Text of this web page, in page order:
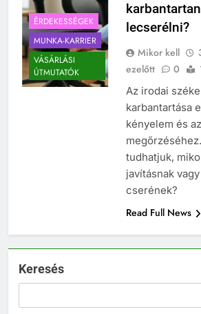
ÉRDEKESSÉGEK
MUNKA-KARRIER
VÁSÁRLÁSI
ÚTMUTATÓK
lecserélni?
Mikor kell
ezelőtt
0
Az irodai
karbantartása
kényelem és
tudhatjuk,
javításnak
cserének?
Read Full News
Keresés